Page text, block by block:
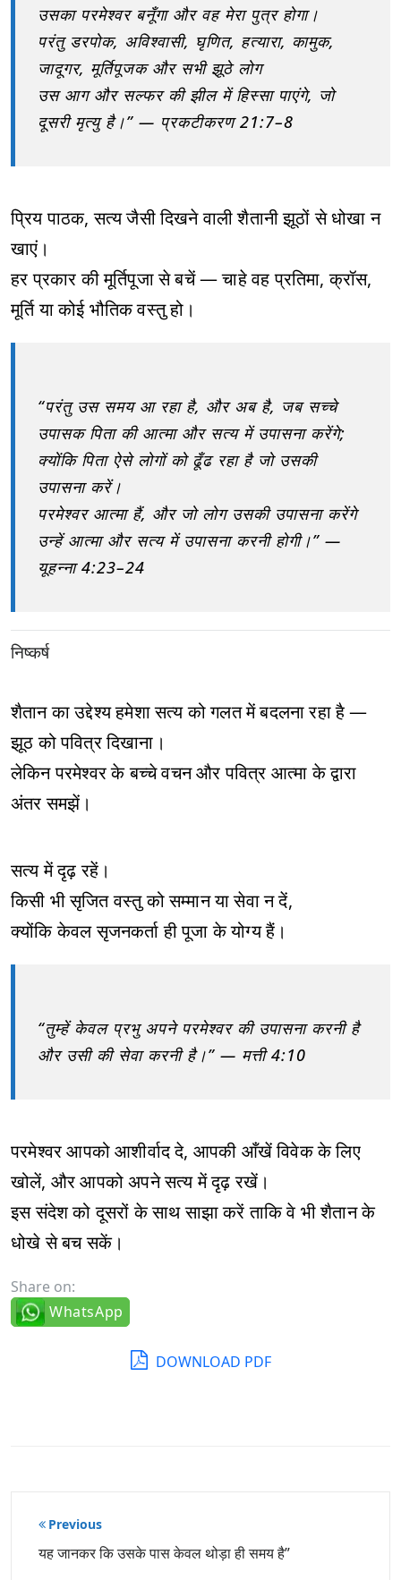
उसका परमेश्वर बनूँगा और वह मेरा पुत्र होगा।
परंतु डरपोक, अविश्वासी, घृणित, हत्यारा, कामुक,
जादूगर, मूर्तिपूजक और सभी झूठे लोग
उस आग और सल्फर की झील में हिस्सा पाएंगे, जो
दूसरी मृत्यु है।” — प्रकटीकरण 21:7–8
प्रिय पाठक, सत्य जैसी दिखने वाली शैतानी झूठों से धोखा न
खाएं।
हर प्रकार की मूर्तिपूजा से बचें — चाहे वह प्रतिमा, क्रॉस,
मूर्ति या कोई भौतिक वस्तु हो।
“परंतु उस समय आ रहा है, और अब है, जब सच्चे
उपासक पिता की आत्मा और सत्य में उपासना करेंगे;
क्योंकि पिता ऐसे लोगों को ढूँढ रहा है जो उसकी
उपासना करें।
परमेश्वर आत्मा हैं, और जो लोग उसकी उपासना करेंगे
उन्हें आत्मा और सत्य में उपासना करनी होगी।” —
यूहन्ना 4:23–24
निष्कर्ष
शैतान का उद्देश्य हमेशा सत्य को गलत में बदलना रहा है —
झूठ को पवित्र दिखाना।
लेकिन परमेश्वर के बच्चे वचन और पवित्र आत्मा के द्वारा
अंतर समझें।
सत्य में दृढ़ रहें।
किसी भी सृजित वस्तु को सम्मान या सेवा न दें,
क्योंकि केवल सृजनकर्ता ही पूजा के योग्य हैं।
“तुम्हें केवल प्रभु अपने परमेश्वर की उपासना करनी है
और उसी की सेवा करनी है।” — मत्ती 4:10
परमेश्वर आपको आशीर्वाद दे, आपकी आँखें विवेक के लिए
खोलें, और आपको अपने सत्य में दृढ़ रखें।
इस संदेश को दूसरों के साथ साझा करें ताकि वे भी शैतान के
धोखे से बच सकें।
Share on:
WhatsApp
DOWNLOAD PDF
पोस्ट
नेविगेशन
Previous
यह जानकर कि उसके पास केवल थोड़ा ही समय है”